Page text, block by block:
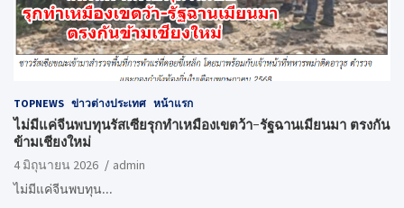
TOPNEWS ข่าวต่างประเทศ หน้าแรก
ไม่มีแค่จีนพบทุนรัสเซียรุกทำเหมืองเขตว้า-รัฐฉานเมียนมา ตรงกัน
ข้ามเชียงใหม่
4 มิถุนายน 2026
admin
ไม่มีแค่จีนพบทุน…